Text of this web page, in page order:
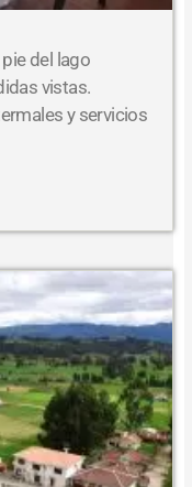
del lago
vistas.
y servicios